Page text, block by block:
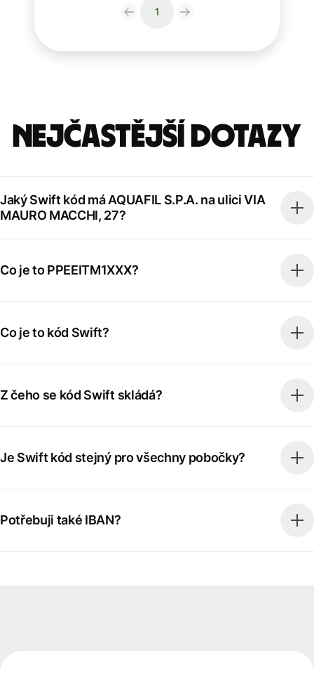
1
Nejčastější dotazy
Jaký Swift kód má AQUAFIL S.P.A. na ulici VIA
MAURO MACCHI, 27?
Co je to PPEEITM1XXX?
Co je to kód Swift?
Z čeho se kód Swift skládá?
Je Swift kód stejný pro všechny pobočky?
Potřebuji také IBAN?